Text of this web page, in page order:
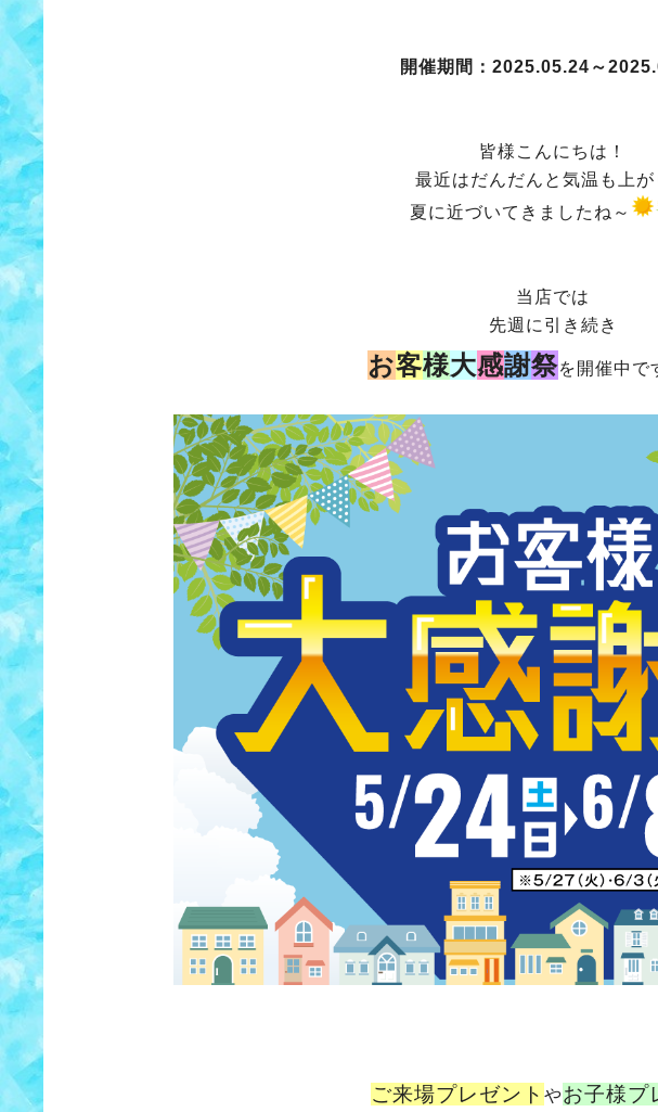
開催期間：2025.05.24～
皆様こんにちは！
最近はだんだんと気温も上が
夏に近づいてきましたね～
当店では
先週に引き続き
お客様大感謝祭を開催中で
ご来場プレゼント やお子様プ